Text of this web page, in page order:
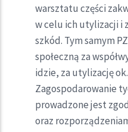
warsztatu części
w celu ich utylizacji i
szkód. Tym samym
społeczną za
idzie, za utylizację
Zagospodarowanie
prowadzone jest
oraz